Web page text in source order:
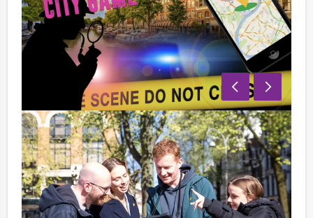
Ondertussen moeten er foto opdrachten gemaakt
worden. Creëer met jouw team de meest realistische
‘crime-scene’ en maak de meest ‘criminele’ teamfoto!
De winnaars worden bekend gemaakt onder het genot
van een drankje, zij ontvangen uiteraard een prijs.